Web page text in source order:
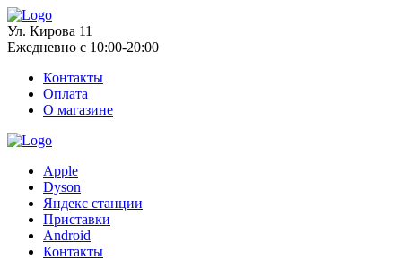
Ул. Кирова 11
Ежедневно с 10:00-20:00
Контакты
Оплата
О магазине
Apple
Dyson
Яндекс станции
Приставки
Android
Контакты